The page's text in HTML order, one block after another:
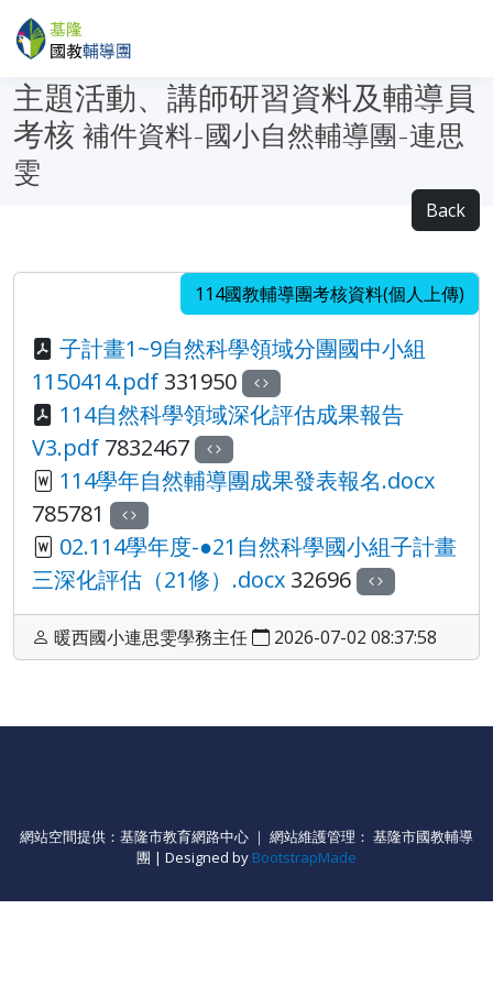
主題活動、講師研習資料及輔導員
考核 補件資料-國小自然輔導團-連思
雯
Back
114國教輔導團考核資料(個人上傳)
子計畫1~9自然科學領域分團國中小組
1150414.pdf 331950
114自然科學領域深化評估成果報告
V3.pdf 7832467
114學年自然輔導團成果發表報名.docx
785781
02.114學年度-●21自然科學國小組子計畫
三深化評估（21修）.docx 32696
暖西國小連思雯學務主任 2026-07-02 08:37:58
網站空間提供：基隆市教育網路中心 ｜ 網站維護管理： 基隆市國教輔導
團 | Designed by BootstrapMade